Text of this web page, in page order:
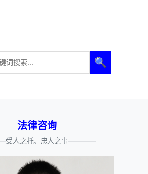
🔍
法律咨询
人之托、忠人之事————